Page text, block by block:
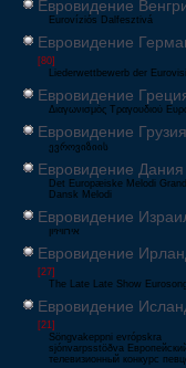
Евровидение
Eurovíziós Dalfesztivá
Евровидение
[80]
Liederwettbewerb der
Евровидение
Διαγωνισμός Τραγουδιού
Евровидение Грузия
ევროვიზიის
Евровидение Дания
Det Europæiske Melodi
Dansk Melodi
Евровидение
‏אירוויזיון
Евровидение
[27]
The Late Late Show
Евровидение
[21]
Söngvakeppni evrópskra
sjónvarpsstöðva
телевизионный конкурс